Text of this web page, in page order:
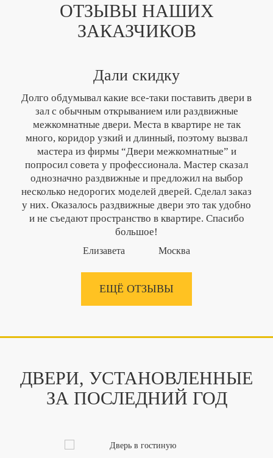
ОТЗЫВЫ НАШИХ
ЗАКАЗЧИКОВ
Дали скидку
Долго обдумывал какие все-таки поставить двери в
зал с обычным открыванием или раздвижные
межкомнатные двери. Места в квартире не так
много, коридор узкий и длинный, поэтому вызвал
мастера из фирмы “Двери межкомнатные” и
попросил совета у профессионала. Мастер сказал
однозначно раздвижные и предложил на выбор
несколько недорогих моделей дверей. Сделал заказ
у них. Оказалось раздвижные двери это так удобно
и не съедают пространство в квартире. Спасибо
большое!
Елизавета Москва
ЕЩЁ ОТЗЫВЫ
ДВЕРИ, УСТАНОВЛЕННЫЕ
ЗА ПОСЛЕДНИЙ ГОД